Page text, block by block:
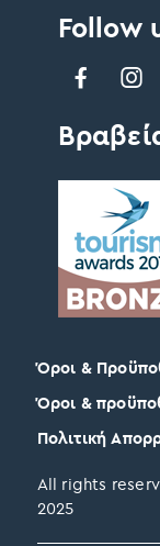
Follow
All rights
2025
Όροι &
Όροι &
Πολιτική